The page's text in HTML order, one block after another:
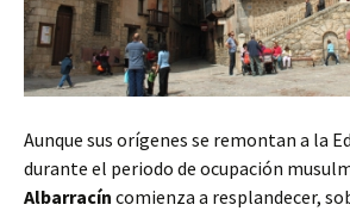
Aunque sus orígenes se remontan a la
durante el periodo de ocupación
Albarracín comienza a resplandecer,